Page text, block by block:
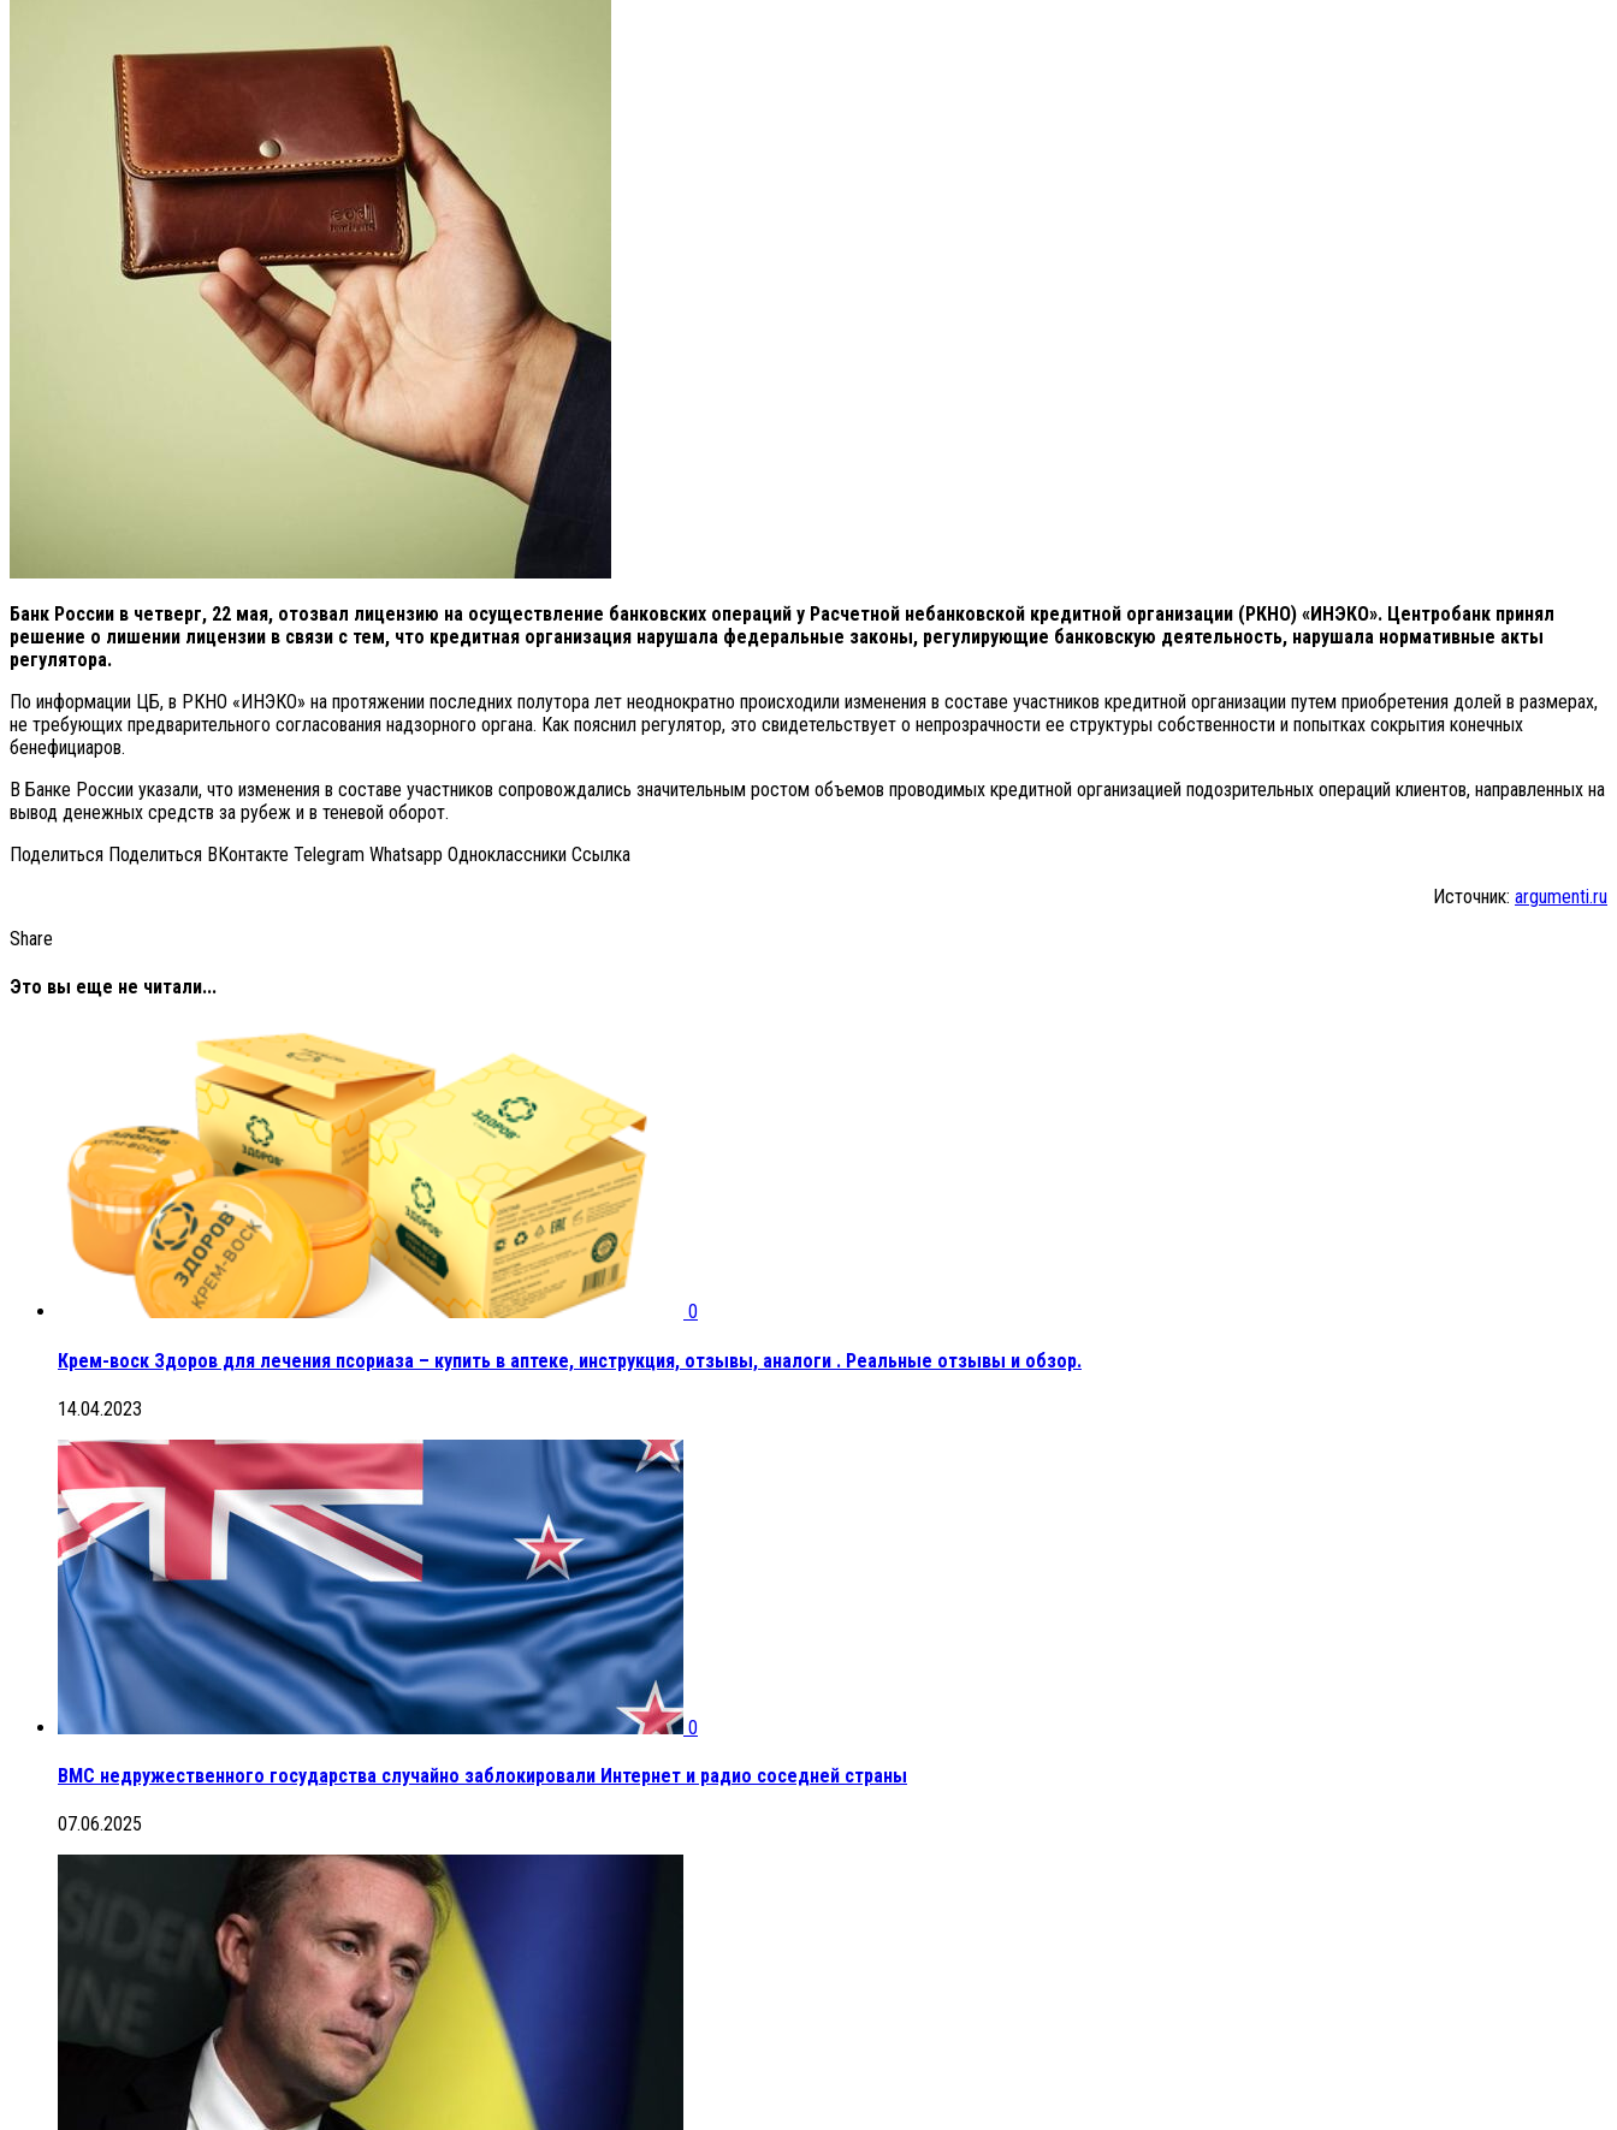
Банк России в четверг, 22 мая, отозвал лицензию на осуществление банковских операций у Расчетной небанковской кредитной организации (РКНО) «ИНЭКО». Центробанк принял
решение о лишении лицензии в связи с тем, что кредитная организация нарушала федеральные законы, регулирующие банковскую деятельность, нарушала нормативные акты
регулятора.
По информации ЦБ, в РКНО «ИНЭКО» на протяжении последних полутора лет неоднократно происходили изменения в составе участников кредитной организации путем приобретения долей в размерах,
не требующих предварительного согласования надзорного органа. Как пояснил регулятор, это свидетельствует о непрозрачности ее структуры собственности и попытках сокрытия конечных
бенефициаров.
В Банке России указали, что изменения в составе участников сопровождались значительным ростом объемов проводимых кредитной организацией подозрительных операций клиентов, направленных на
вывод денежных средств за рубеж и в теневой оборот.
Поделиться Поделиться ВКонтакте Telegram Whatsapp Одноклассники Cсылка
Источник: argumenti.ru
Share
Это вы еще не читали...
0
Крем-воск Здоров для лечения псориаза – купить в аптеке, инструкция, отзывы, аналоги . Реальные отзывы и обзор.
14.04.2023
0
ВМС недружественного государства случайно заблокировали Интернет и радио соседней страны
07.06.2025